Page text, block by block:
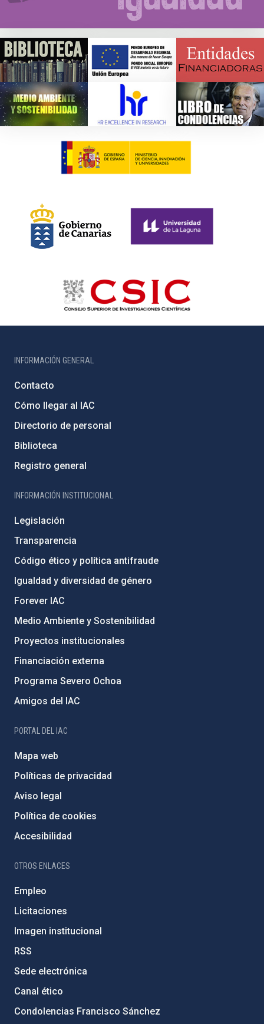
INFORMACIÓN GENERAL
Contacto
Cómo llegar al IAC
Directorio de personal
Biblioteca
Registro general
INFORMACIÓN INSTITUCIONAL
Legislación
Transparencia
Código ético y política antifraude
Igualdad y diversidad de género
Forever IAC
Medio Ambiente y Sostenibilidad
Proyectos institucionales
Financiación externa
Programa Severo Ochoa
Amigos del IAC
PORTAL DEL IAC
Mapa web
Políticas de privacidad
Aviso legal
Política de cookies
Accesibilidad
OTROS ENLACES
Empleo
Licitaciones
Imagen institucional
RSS
Sede electrónica
Canal ético
Condolencias Francisco Sánchez